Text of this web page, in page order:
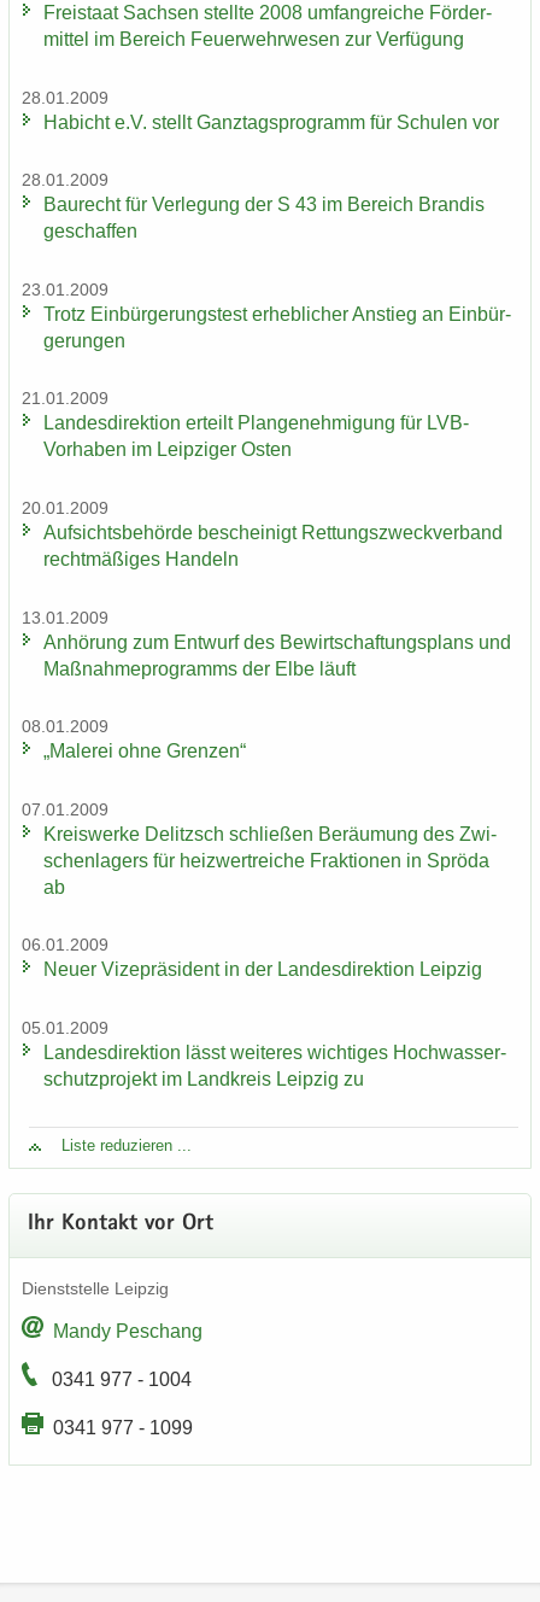
Frei­staat Sach­sen stell­te 2008 um­fang­rei­che För­der­
mit­tel im Be­reich Feu­er­wehr­we­sen zur Ver­fü­gung
28.01.2009
Ha­bicht e.V. stellt Ganz­tags­pro­gramm für Schu­len vor
28.01.2009
Bau­recht für Ver­le­gung der S 43 im Be­reich Bran­dis
ge­schaf­fen
23.01.2009
Trotz Ein­bür­ge­rungs­test er­heb­li­cher An­stieg an Ein­bür­
ge­run­gen
21.01.2009
Lan­des­di­rek­ti­on er­teilt Plan­ge­neh­mi­gung für LVB-​
Vorhaben im Leip­zi­ger Osten
20.01.2009
Auf­sichts­be­hör­de be­schei­nigt Ret­tungs­zweck­ver­band
recht­mä­ßi­ges Han­deln
13.01.2009
An­hö­rung zum Ent­wurf des Be­wirt­schaf­tungs­plans und
Maß­nah­me­pro­gramms der Elbe läuft
08.01.2009
„Ma­le­rei ohne Gren­zen“
07.01.2009
Kreis­wer­ke De­litzsch schlie­ßen Be­räu­mung des Zwi­
schen­la­gers für heiz­wertrei­che Frak­tio­nen in Sprö­da
ab
06.01.2009
Neuer Vi­ze­prä­si­dent in der Lan­des­di­rek­ti­on Leip­zig
05.01.2009
Lan­des­di­rek­ti­on lässt wei­te­res wich­ti­ges Hoch­was­ser­
schutz­pro­jekt im Land­kreis Leip­zig zu
Liste re­du­zie­ren ...
Ihr Kon­takt vor Ort
Dienst­stel­le Leip­zig
Mandy Peschang
0341 977 - 1004
0341 977 - 1099